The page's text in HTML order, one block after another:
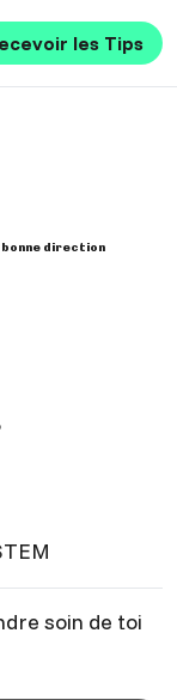
les Tips
direction
soin de toi